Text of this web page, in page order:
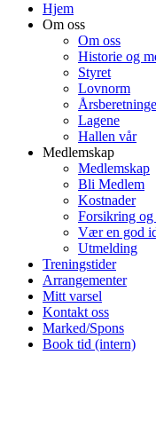
Hjem
Om oss
Om oss
Historie og
Styret
Lovnorm
Lagene
Hallen vår
Medlemskap
Medlemskap
Bli Medlem
Kostnader
Forsikring og
Vær en god
Utmelding
Treningstider
Arrangementer
Mitt varsel
Kontakt oss
Marked/Spons
Book tid (intern)